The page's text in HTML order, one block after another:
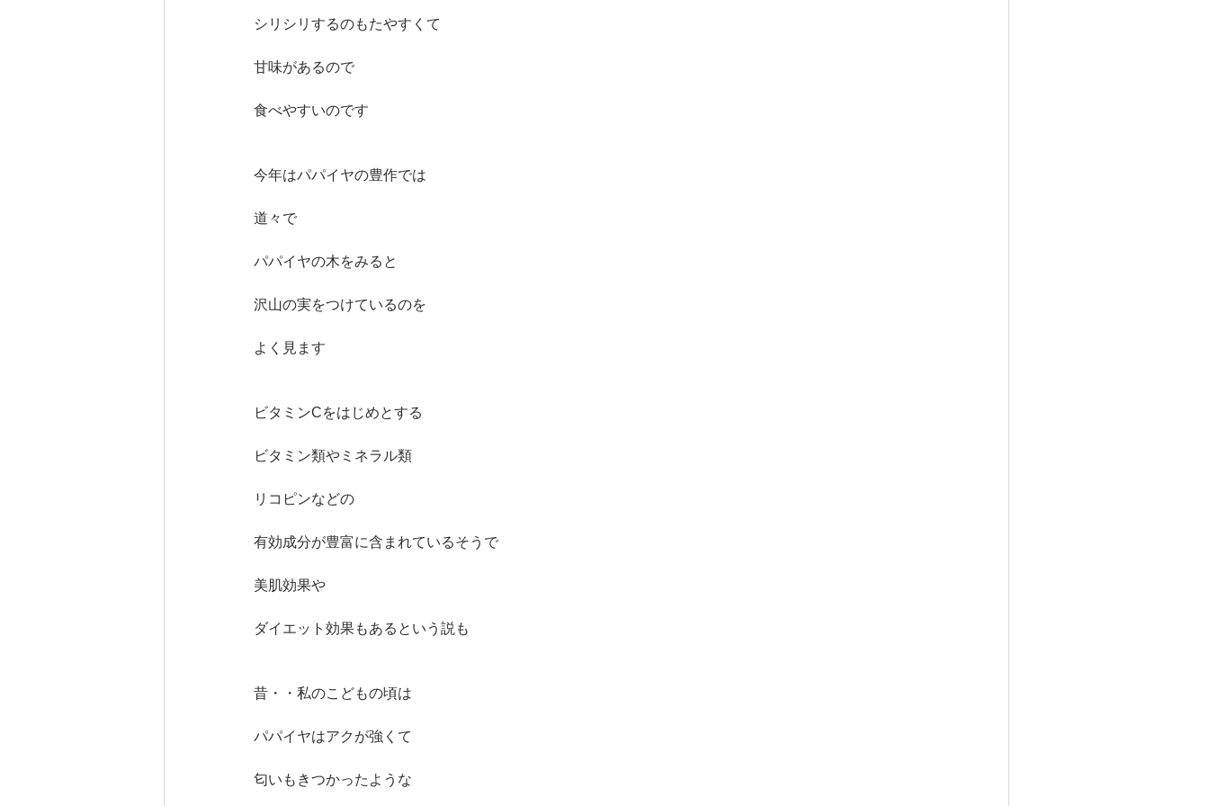
シリシリするのもたやすくて
甘味があるので
食べやすいのです
今年はパパイヤの豊作では
道々で
パパイヤの木をみると
沢山の実をつけているのを
よく見ます
ビタミンCをはじめとする
ビタミン類やミネラル類
リコピンなどの
有効成分が豊富に含まれているそうで
美肌効果や
ダイエット効果もあるという説も
昔・・私のこどもの頃は
パパイヤはアクが強くて
匂いもきつかったような